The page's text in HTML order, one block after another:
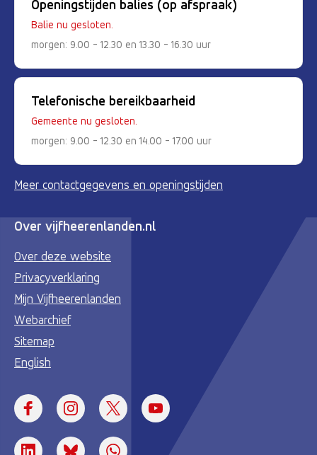
Openingstijden balies (op afspraak)
Balie nu gesloten.
morgen: 9.00 - 12.30 en 13.30 - 16.30 uur
Telefonische bereikbaarheid
Gemeente nu gesloten.
morgen: 9.00 - 12.30 en 14.00 - 17.00 uur
Meer contactgegevens en openingstijden
Over vijfheerenlanden.nl
Over deze website
Privacyverklaring
Mijn Vijfheerenlanden
Webarchief
Sitemap
English